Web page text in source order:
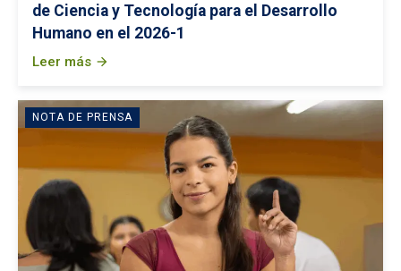
de Ciencia y Tecnología para el Desarrollo
Humano en el 2026-1
Leer más arrow_forward
NOTA DE PRENSA